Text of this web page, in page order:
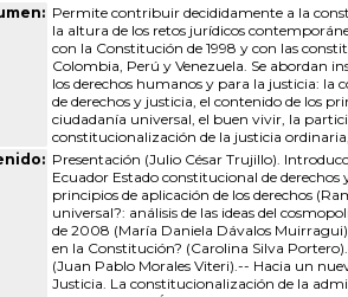
Permite contribuir decididamente a la
la altura de los retos jurídicos
con la Constitución de 1998 y con las
Colombia, Perú y Venezuela. Se abordan
los derechos humanos y para la justicia: la
de derechos y justicia, el contenido de los
ciudadanía universal, el buen vivir, la
constitucionalización de la justicia
Presentación (Julio César Trujillo).
Ecuador Estado constitucional de
principios de aplicación de los derechos
universal?: análisis de las ideas del
de 2008 (María Daniela Dávalos
en la Constitución? (Carolina Silva
(Juan Pablo Morales Viteri).-- Hacia un
Justicia. La constitucionalización de la